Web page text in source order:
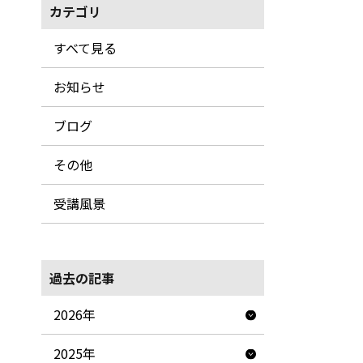
カテゴリ
すべて見る
お知らせ
ブログ
その他
受講風景
過去の記事
2026年
2025年